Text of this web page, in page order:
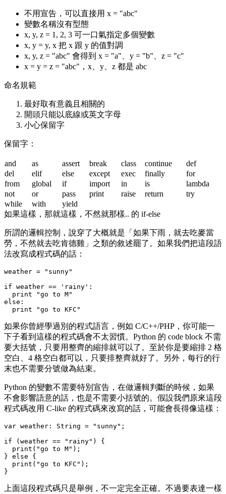
不用宣告，可以直接用 x = "abc"
變數名稱沒有型態
x, y, z = 1, 2, 3 可一口氣指定多個變數
x, y = y, x 把 x 跟 y 的值對調
x, y, z = "abc" 會得到 x = "a"、y = "b"、z = "c"
x = y = z = "abc" ，x、y、z 都是 abc
命名規範
最好取有意義且相關的
開頭只能以底線或英文字母
小心保留字
保留字：
and as assert break class continue
def
del
elif else except exec finally
for
from
global if import in is
lambda
not
or pass print raise return
try
while
with
yield
如果這樣，那就這樣，不然就那樣.. 的 if-else
所謂的邏輯控制，說穿了大概就是「如果下雨，就去吃麥當
勞，不然就去吃肯德雞」之類的敘述罷了。如果我們把這段語
法改寫成程式碼的話：
weather = "sunny"
if weather == 'rainy':
  print "go to M"
else:
如果你曾經學過別的程式語言，例如 C/C++/PHP，你可能一
下子看到這樣的程式碼會不太習慣。Python 的 code block 不需
要大括號，只要用整齊的縮排就可以了。至於你是要縮排 2 格
空白、4 格空白都可以，只要排整齊就好了。另外，每行的行
末也不需要分號做為結束。
Python 的變數不需要特別宣告，在做邏輯判斷的時候，如果
不會影響語意的話，也是不需要小括號的。假設我們原來這段
程式碼改用 C-like 的程式碼來改寫的話，可能會長得像這樣：
var weather: String = "sunny";
if (weather == "rainy") {
  print("go to M");
} else {
  print("go to KFC");
上面這段程式碼只是舉例，不一定完全正確。不過要表達一樣